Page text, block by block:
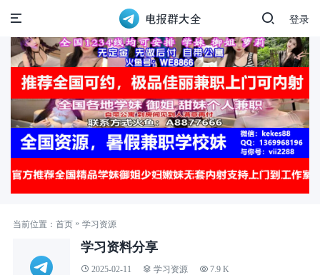
登录
当前位置： 首页 » 学习资源
学习资料分享
2025-02-11 学习资源 7.9 K